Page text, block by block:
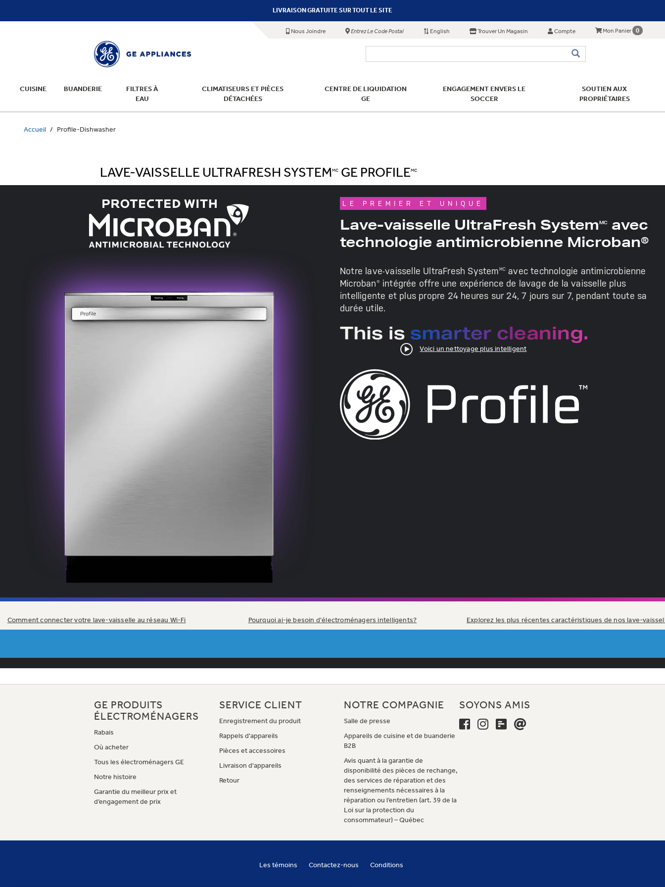
LIVRAISON GRATUITE SUR TOUT LE SITE
Nous Joindre Entrez Le Code Postal English Trouver Un Magasin Compte Mon Panier 0
CUISINE BUANDERIE
FILTRES À
EAU
CLIMATISEURS ET PIÈCES
DÉTACHÉES
CENTRE DE LIQUIDATION
GE
ENGAGEMENT ENVERS LE
SOCCER
SOUTIEN AUX
PROPRIÉTAIRES
Accueil Profile-Dishwasher
LAVE-VAISSELLE ULTRAFRESH SYSTEMMCGE PROFILEMC
LE PREMIER ET UNIQUE
Lave-vaisselle UltraFresh SystemMCavec
technologie antimicrobienne Microban®
Notre lave-vaisselle UltraFresh System MCavec technologie antimicrobienne
Microban® intégrée offre une expérience de lavage de la vaisselle plus
intelligente et plus propre 24 heures sur 24, 7 jours sur 7, pendant toute sa
durée utile.
Voici un nettoyage plus intelligent
Comment connecter votre lave-vaisselle au réseau Wi-Fi Pourquoi ai-je besoin d'électroménagers intelligents? Explorez les plus récentes caractéristiques de nos lave-
GE PRODUITS
ÉLECTROMÉNAGERS
Rabais
Où acheter
Tous les électroménagers GE
Notre histoire
Garantie du meilleur prix et
d’engagement de prix
SERVICE CLIENT
Enregistrement du produit
Rappels d'appareils
Pièces et accessoires
Livraison d'appareils
Retour
NOTRE COMPAGNIE
Salle de presse
Appareils de cuisine et de buanderie
B2B
Avis quant à la garantie de
disponibilité des pièces de rechange,
des services de réparation et des
renseignements nécessaires à la
réparation ou l’entretien (art. 39 de la
Loi sur la protection du
consommateur) – Québec
SOYONS AMIS
Les témoins Contactez-nous Conditions